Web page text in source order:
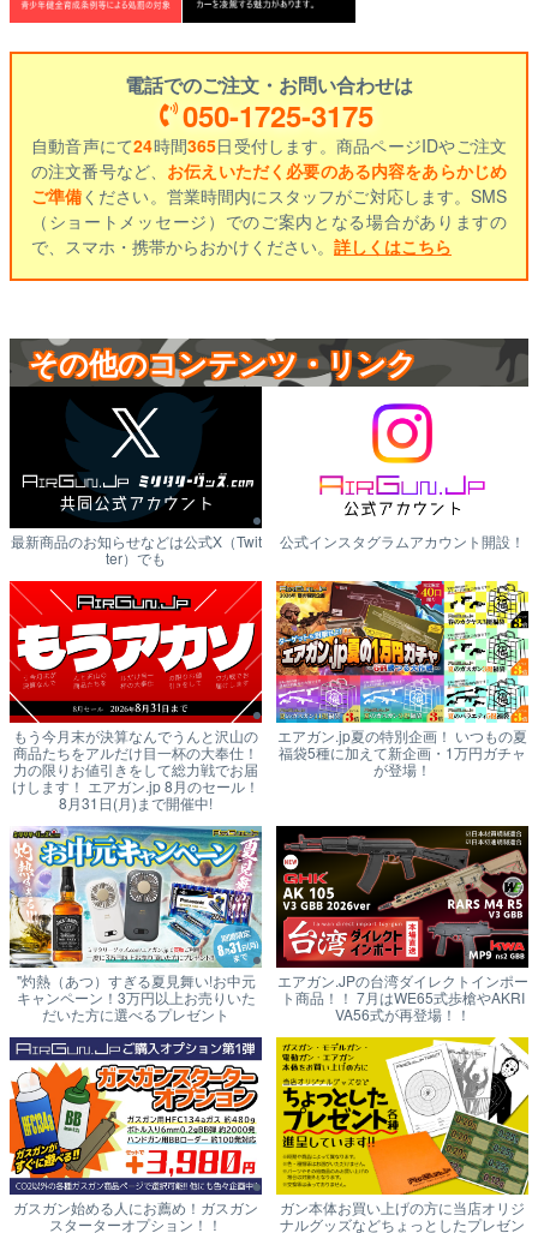
電話でのご注文・お問い合わせは
050-1725-3175
自動音声にて24時間365日受付します。商品ページIDやご注文
の注文番号など、 お伝えいただく必要のある内容をあらかじめ
ご準備ください。営業時間内にスタッフがご対応します。SMS
（ショートメッセージ）でのご案内となる場合がありますの
で、スマホ・携帯からおかけください。 詳しくはこちら
その他のコンテンツ・リンク
最新商品のお知らせなどは公式X（Twit
ter）でも
公式インスタグラムアカウント開設！
もう今月末が決算なんでうんと沢山の
商品たちをアルだけ目一杯の大奉仕！
力の限りお値引きをして総力戦でお届
けします！ エアガン.jp 8月のセール！
8月31日(月)まで開催中!
エアガン.jp夏の特別企画！ いつもの夏
福袋5種に加えて新企画・1万円ガチャ
が登場！
"灼熱（あつ）すぎる夏見舞い!お中元
キャンペーン！3万円以上お売りいた
だいた方に選べるプレゼント
エアガン.JPの台湾ダイレクトインポー
ト商品！！ 7月はWE65式歩槍やAKRI
VA56式が再登場！！
ガスガン始める人にお薦め！ガスガン
スターターオプション！！
ガン本体お買い上げの方に当店オリジ
ナルグッズなどちょっとしたプレゼン